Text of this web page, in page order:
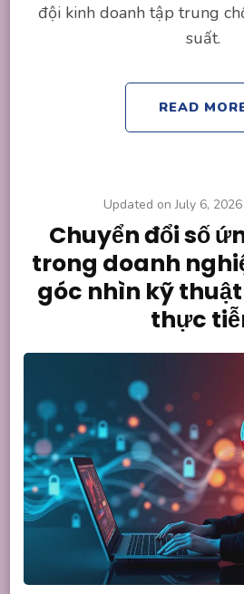
đội kinh doanh tập trung
suất.
READ
Updated onJuly 6, 2026
Chuyển đổi số
trong doanh
góc nhìn kỹ
thực